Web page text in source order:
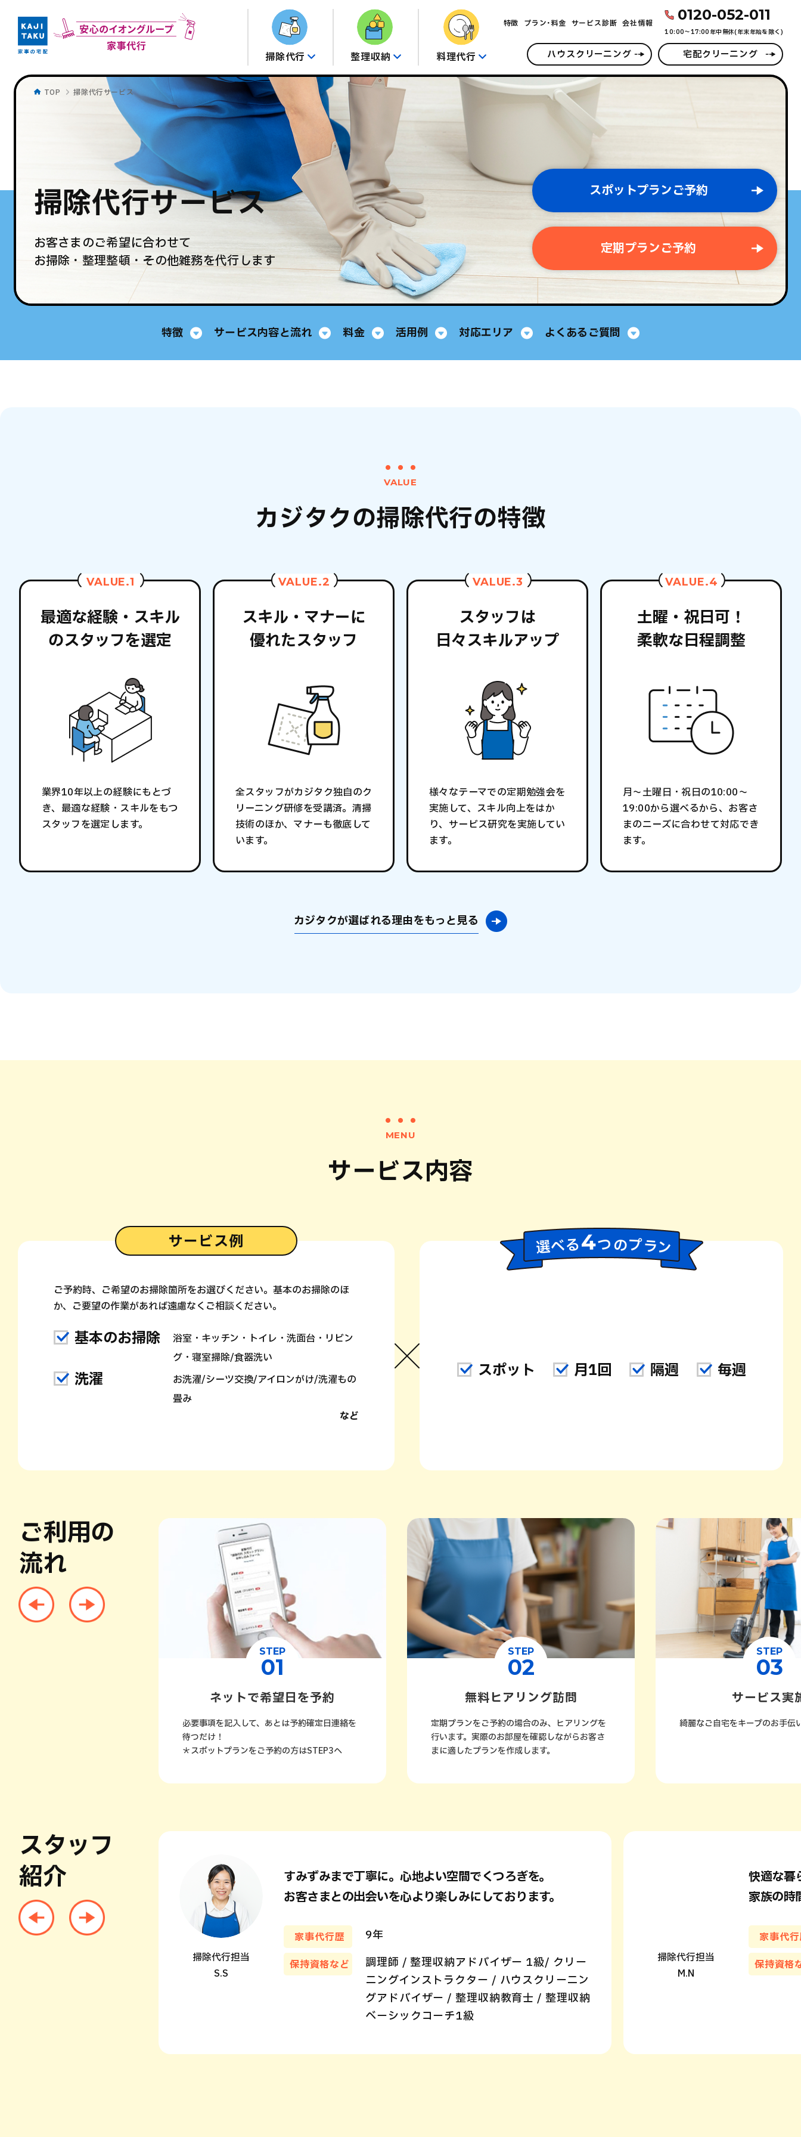
掃除代行 整理収納 料理代行
特徴 プラン･料金 サービス診断 会社情報 0120-052-011
10:00〜17:00年中無休(年末年始を除く)
ハウスクリーニング 宅配クリーニング
TOP 掃除代行サービス
掃除代行サービス
お客さまのご希望に合わせて
お掃除・整理整頓・その他雑務を代行します
スポットプランご予約
定期プランご予約
特徴 サービス内容と流れ 料金 活用例 対応エリア よくあるご質問
VALUE
カジタクの掃除代行の特徴
VALUE.1
最適な経験・スキル
のスタッフを選定
業界10年以上の経験にもとづ
き、最適な経験・スキルをもつ
スタッフを選定します。
VALUE.2
スキル・マナーに
優れたスタッフ
全スタッフがカジタク独自のク
リーニング研修を受講済。清掃
技術のほか、マナーも徹底して
います。
VALUE.3
スタッフは
日々スキルアップ
様々なテーマでの定期勉強会を
実施して、スキル向上をはか
り、サービス研究を実施してい
ます。
VALUE.4
土曜・祝日可！
柔軟な日程調整
月〜土曜日・祝日の10:00～
19:00から選べるから、お客さ
まのニーズに合わせて対応でき
ます。
カジタクが選ばれる理由をもっと見る
MENU
サービス内容
サービス例
ご予約時、ご希望のお掃除箇所をお選びください。基本のお掃除のほ
か、ご要望の作業があれば遠慮なくご相談ください。
基本のお掃除
浴室・キッチン・トイレ・洗面台・リビン
グ・寝室掃除/食器洗い
洗濯
お洗濯/シーツ交換/アイロンがけ/洗濯もの
畳み
など
選べる4つのプラン
スポット 月1回 隔週 毎週
ご利用の
流れ
STEP
01
ネットで希望日を予約
必要事項を記入して、あとは予約確定日連絡を
待つだけ！
＊スポットプランをご予約の方はSTEP3へ
STEP
02
無料ヒアリング訪問
定期プランをご予約の場合のみ、ヒアリングを
行います。実際のお部屋を確認しながらお客さ
まに適したプランを作成します。
STEP
03
サービス実
綺麗なご自宅をキープのお手伝
スタッフ
紹介
イをお届けします。
くりを心がけていま
掃除代行担当
S.S
すみずみまで丁寧に。心地よい空間でくつろぎを。
お客さまとの出会いを心より楽しみにしております。
家事代行歴 9年
保持資格など
調理師 / 整理収納アドバイザー 1級/ クリー
ニングインストラクター / ハウスクリーニン
グアドバイザー / 整理収納教育士 / 整理収納
ベーシックコーチ1級
掃除代行担当
M.N
快適な暮
家族の時
家事代
保持資格